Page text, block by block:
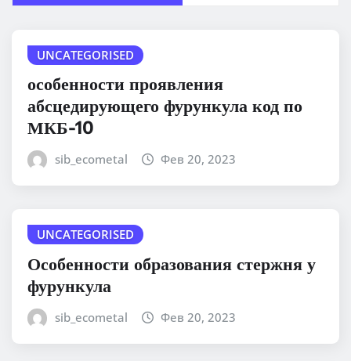
UNCATEGORISED
особенности проявления
абсцедирующего фурункула код по
МКБ-10
sib_ecometal Фев 20, 2023
UNCATEGORISED
Особенности образования стержня у
фурункула
sib_ecometal Фев 20, 2023